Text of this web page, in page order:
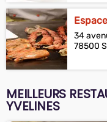
34
78500
MEILLEURS
YVELINES